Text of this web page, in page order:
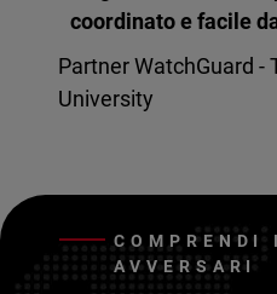
coordinato e facile
Partner WatchGuard -
University
COMPRENDI
AVVERSARI